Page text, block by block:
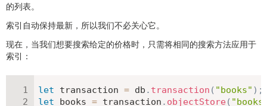
的列表。
索引自动保持最新，所以我们不必关心它。
现在，当我们想要搜索给定的价格时，只需将相同的搜索方法应用于
索引：
let transaction = db . transaction ( "books" ) ;
let books = transaction . objectStore (